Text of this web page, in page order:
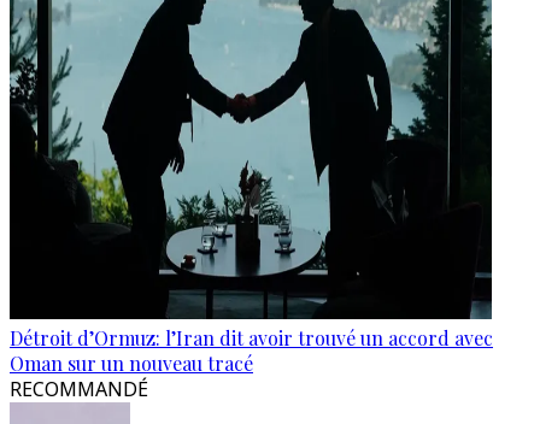
Détroit d’Ormuz: l’Iran dit avoir trouvé un accord avec
Oman sur un nouveau tracé
RECOMMANDÉ